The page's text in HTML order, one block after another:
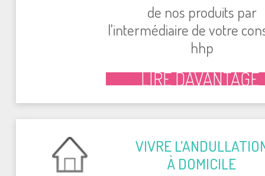
de nos produits par
l'intermédiaire de votre
hhp
LIRE DAVANTAGE
VIVRE
À DOMICILE